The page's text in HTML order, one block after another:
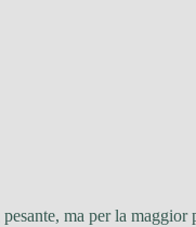
ma per la